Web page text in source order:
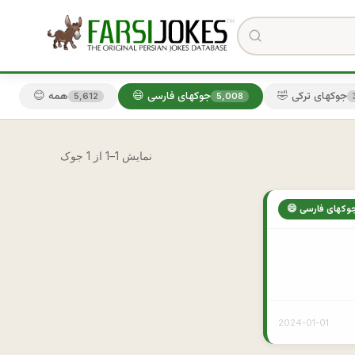
😊 همه 5,612 😄 جوکهای فارسی 5,008 🤣 جوکهای ترکی
نمایش 1–1 از 1 جوک
جوکهای فارسی
2024-01-01